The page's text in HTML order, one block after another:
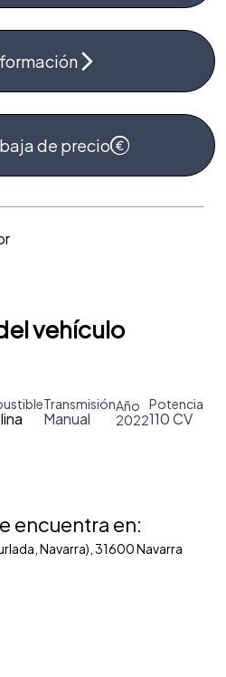
de precio
vehículo
Transmisión
Manual
Año
2022
Potencia
110 CV
encuentra en:
Navarra), 31600 Navarra